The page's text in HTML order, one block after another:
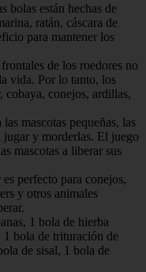
bolas están hechas de
ratán, cáscara de
para mantener los
de los roedores no
vida. Por lo tanto, los
cobaya, conejos, ardillas,
mascotas pequeñas, las
jugar y morderlas. El juego
mascotas a liberar sus
perfecto para conejos,
y otros animales
1 bola de hierba
1 bola de trituración de
de sisal, 1 bola de